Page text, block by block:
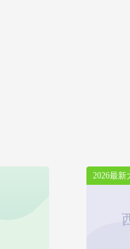
2026最新